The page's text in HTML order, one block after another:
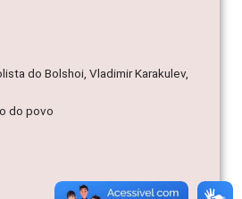
do Bolshoi, Vladimir Karakulev,
do povo